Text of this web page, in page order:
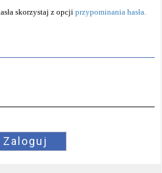
skorzystaj z opcji przypominania hasła.
Zaloguj